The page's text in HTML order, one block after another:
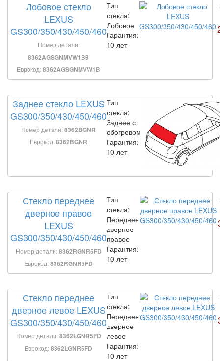
Лобовое стекло
LEXUS
GS300/350/430/450/460
Номер детали:
8362AGSGNMVW1B9
Еврокод:8362AGSGNMVW1B
Тип
стекла:
Лобовое
Гарантия:
10 лет
Заднее стекло LEXUS
GS300/350/430/450/460
Номер детали:8362BGNR
Еврокод:8362BGNR
Тип
стекла:
Заднее с
обогревом
Гарантия:
10 лет
Стекло переднее
дверное правое
LEXUS
GS300/350/430/450/460
Номер детали:8362RGNR5FD
Еврокод:8362RGNR5FD
Тип
стекла:
Переднее
дверное
правое
Гарантия:
10 лет
Стекло переднее
дверное левое LEXUS
GS300/350/430/450/460
Номер детали:8362LGNR5FD
Еврокод:8362LGNR5FD
Тип
стекла:
Переднее
дверное
левое
Гарантия:
10 лет